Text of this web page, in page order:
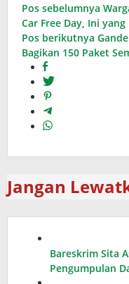
Navigasi
pos
Pos sebelumnya
Car Free Day, Ini
Pos berikutnya
Bagikan 150 Paket
Jangan
Bareskrim Sita
Pengumpulan